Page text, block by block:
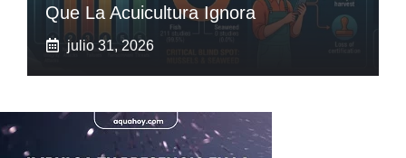
Que La Acuicultura Ignora
julio 31, 2026